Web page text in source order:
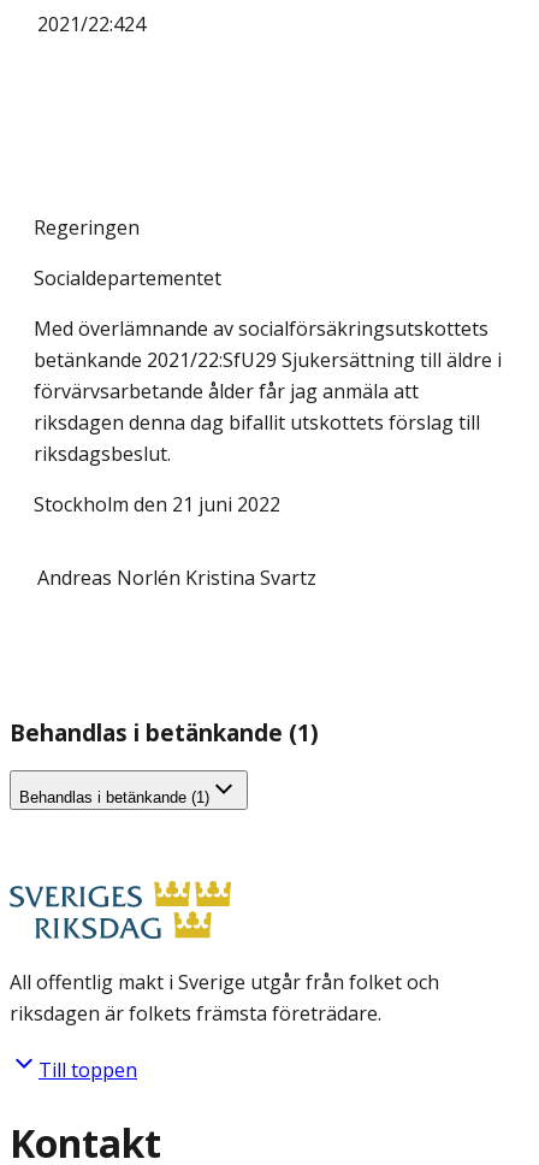
2021/22:424
Regeringen
Socialdepartementet
Med överlämnande av socialförsäkringsutskottets
betänkande 2021/22:SfU29 Sjukersättning till äldre i
förvärvsarbetande ålder får jag anmäla att
riksdagen denna dag bifallit utskottets förslag till
riksdagsbeslut.
Stockholm den 21 juni 2022
Andreas Norlén Kristina Svartz
Behandlas i betänkande (1)
Behandlas i betänkande (1)
All offentlig makt i Sverige utgår från folket och
riksdagen är folkets främsta företrädare.
Till toppen
Kontakt